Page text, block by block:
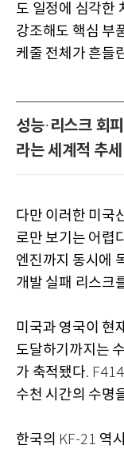
도 일정에 심각한
강조해도 핵심 부
케줄 전체가 흔들
성능·리스크 회
라는 세계적 추세
다만 이러한 미국
로만 보기는 어렵
엔진까지 동시에
개발 실패 리스크
미국과 영국이 현
도달하기까지는
가 축적됐다. F414
수천 시간의 수명
한국의 KF-21 역